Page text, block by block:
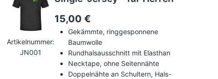
Artikelnummer:
JN001
15,00 €
Gekämmte, ringgesponnene
Baumwolle
Rundhalsausschnitt mit Elasthan
Necktape, ohne Seitennähte
Doppelnähte an Schultern, Hals-